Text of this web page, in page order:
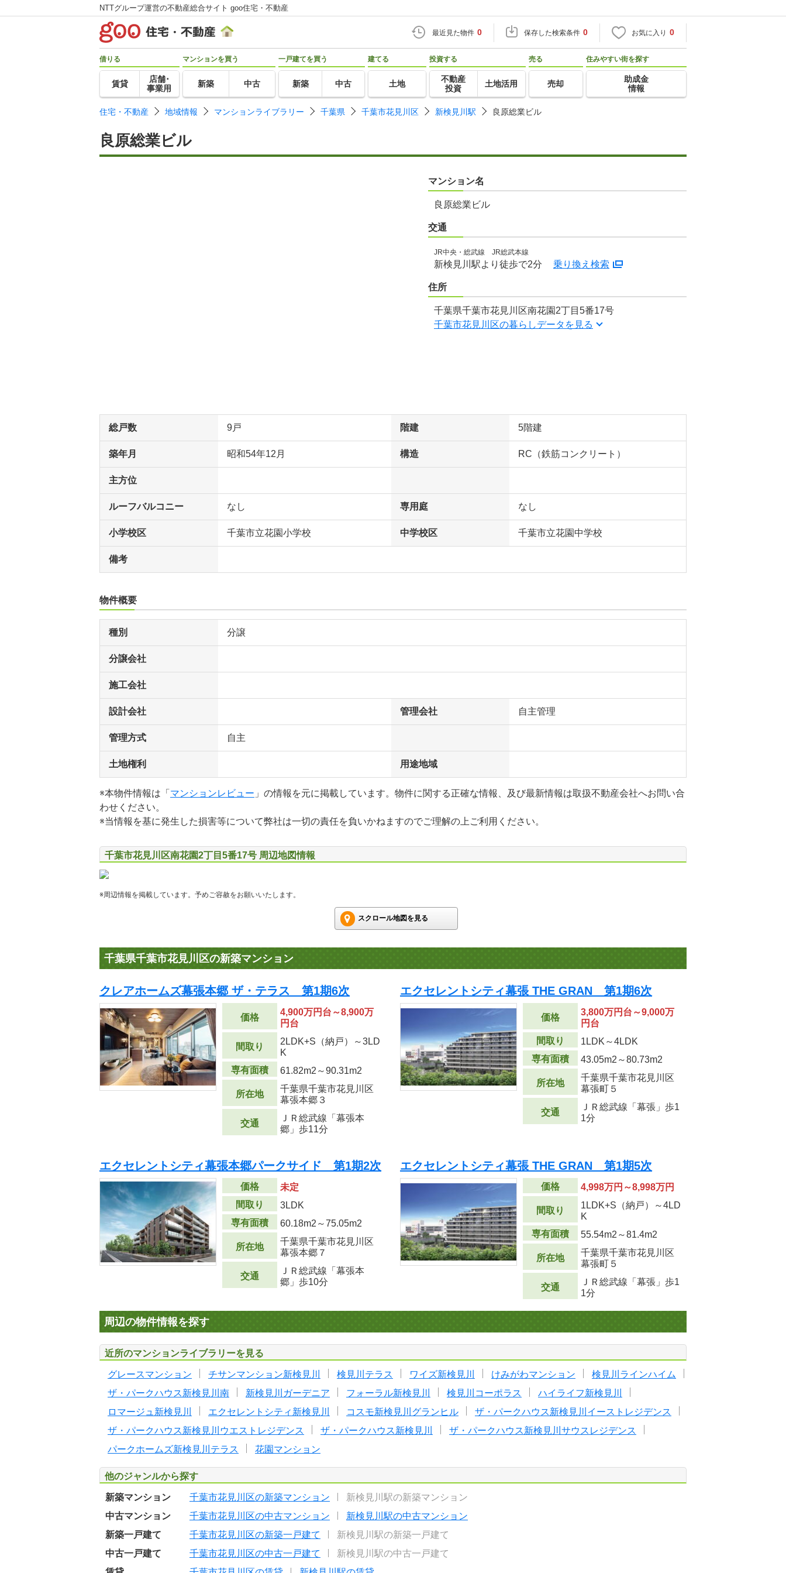
NTTグループ運営の不動産総合サイト goo住宅・不動産
最近見た物件 0 保存した検索条件 0 お気に入り 0
借りる
賃貸
店舗･
事業用
マンションを買う
新築 中古
一戸建てを買う
新築 中古
建てる
土地
投資する
不動産
投資
土地活用
売る
売却
住みやすい街を探す
助成金
情報
住宅・不動産 地域情報 マンションライブラリー 千葉県 千葉市花見川区 新検見川駅 良原総業ビル
良原総業ビル
マンション名
良原総業ビル
交通
JR中央・総武線 JR総武本線
新検見川駅より徒歩で2分 乗り換え検索
住所
千葉県千葉市花見川区南花園2丁目5番17号
千葉市花見川区の暮らしデータを見る
総戸数 9戸 階建 5階建
築年月 昭和54年12月 構造 RC（鉄筋コンクリート）
主方位
ルーフバルコニー なし 専用庭 なし
小学校区 千葉市立花園小学校 中学校区 千葉市立花園中学校
備考
物件概要
種別 分譲
分譲会社
施工会社
設計会社 管理会社 自主管理
管理方式 自主
土地権利 用途地域
※本物件情報は「 マンションレビュー 」の情報を元に掲載しています。物件に関する正確な情報、及び最新情報は取扱不動産会社へお問い合
わせください。
※当情報を基に発生した損害等について弊社は一切の責任を負いかねますのでご理解の上ご利用ください。
千葉市花見川区南花園2丁目5番17号 周辺地図情報
※周辺情報を掲載しています。予めご容赦をお願いいたします。
スクロール地図を見る
千葉県千葉市花見川区の新築マンション
クレアホームズ幕張本郷 ザ・テラス 第1期6次
価格
4,900万円台～8,900万
円台
間取り
2LDK+S（納戸）～3LD
K
専有面積
61.82m2 ～90.31m2
所在地
千葉県千葉市花見川区
幕張本郷３
交通
ＪＲ総武線「幕張本
郷」歩11分
エクセレントシティ幕張 THE GRAN 第1期6次
価格
3,800万円台～9,000万
円台
間取り
1LDK～4LDK
専有面積
43.05m2 ～80.73m2
所在地
千葉県千葉市花見川区
幕張町５
交通
ＪＲ総武線「幕張」歩1
1分
エクセレントシティ幕張本郷パークサイド 第1期2次
価格
未定
間取り
3LDK
専有面積
60.18m2 ～75.05m2
所在地
千葉県千葉市花見川区
幕張本郷７
交通
ＪＲ総武線「幕張本
郷」歩10分
エクセレントシティ幕張 THE GRAN 第1期5次
価格 4,998万円～8,998万円
間取り
1LDK+S（納戸）～4LD
K
専有面積
55.54m2 ～81.4m2
所在地
千葉県千葉市花見川区
幕張町５
交通
ＪＲ総武線「幕張」歩1
1分
周辺の物件情報を探す
近所のマンションライブラリーを見る
グレースマンション チサンマンション新検見川 検見川テラス ワイズ新検見川 けみがわマンション
検見川ラインハイム
ザ・パークハウス新検見川南
新検見川ガーデニア フォーラル新検見川 検見川コーポラス
ハイライフ新検見川
ロマージュ新検見川
エクセレントシティ新検見川 コスモ新検見川グランヒル
ザ・パークハウス新検見川イーストレジデンス
ザ・パークハウス新検見川ウエストレジデンス
ザ・パークハウス新検見川
ザ・パークハウス新検見川サウスレジデンス
パークホームズ新検見川テラス
花園マンション
他のジャンルから探す
新築マンション 千葉市花見川区の新築マンション
新検見川駅の新築マンション
中古マンション
千葉市花見川区の中古マンション
新検見川駅の中古マンション
新築一戸建て
千葉市花見川区の新築一戸建て
新検見川駅の新築一戸建て
中古一戸建て
千葉市花見川区の中古一戸建て
新検見川駅の中古一戸建て